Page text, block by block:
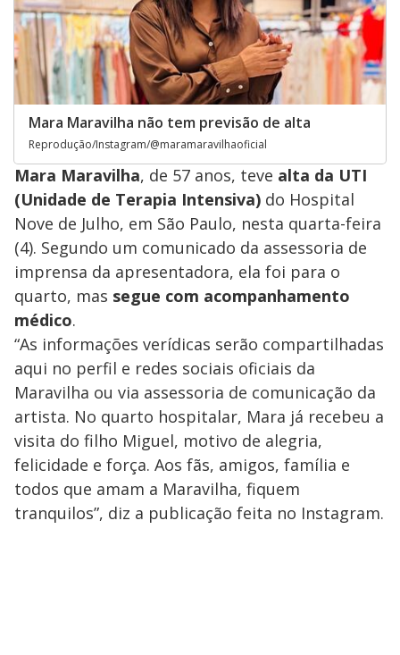
Mara Maravilha não tem previsão de alta
Reprodução/Instagram/@maramaravilhaoficial
Mara Maravilha, de 57 anos, teve alta da UTI
(Unidade de Terapia Intensiva) do Hospital
Nove de Julho, em São Paulo, nesta quarta-feira
(4). Segundo um comunicado da assessoria de
imprensa da apresentadora, ela foi para o
quarto, mas segue com acompanhamento
médico.
“As informações verídicas serão compartilhadas
aqui no perfil e redes sociais oficiais da
Maravilha ou via assessoria de comunicação da
artista. No quarto hospitalar, Mara já recebeu a
visita do filho Miguel, motivo de alegria,
felicidade e força. Aos fãs, amigos, família e
todos que amam a Maravilha, fiquem
tranquilos”, diz a publicação feita no Instagram.